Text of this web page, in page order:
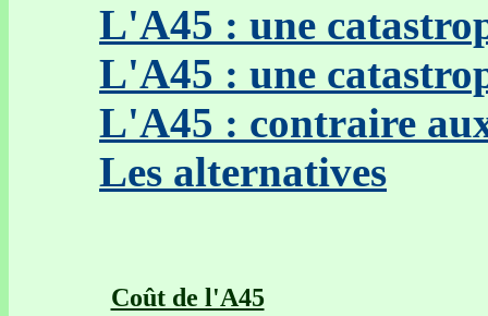
L'A45 : une
L'A45 : une
L'A45 : contraire
Les alternatives
Coût de l'A45